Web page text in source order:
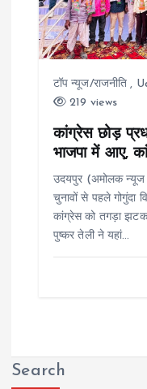
टॉप न्यूज/राजनीति ,
219 views
कांग्रेस छोड़
भाजपा में आए,
उदयपुर (अमोलक न्यूज
चुनावों से पहले गोगुंदा
कांग्रेस को तगड़ा
पुष्कर तेली ने यहां…
Search